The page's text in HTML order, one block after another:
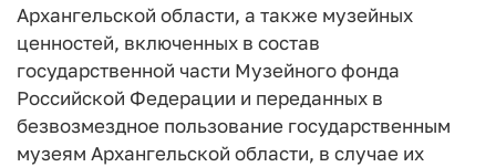
Архангельской области, а также музейных
ценностей, включенных в состав
государственной части Музейного фонда
Российской Федерации и переданных в
безвозмездное пользование государственным
музеям Архангельской области, в случае их